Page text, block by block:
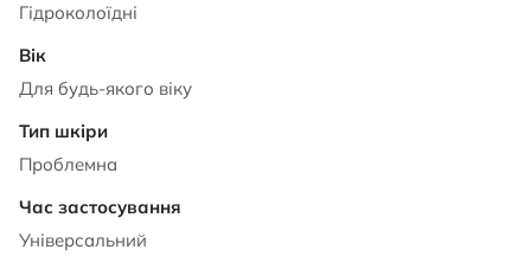
Гідроколоїдні
Для будь-якого віку
Проблемна
Універсальний